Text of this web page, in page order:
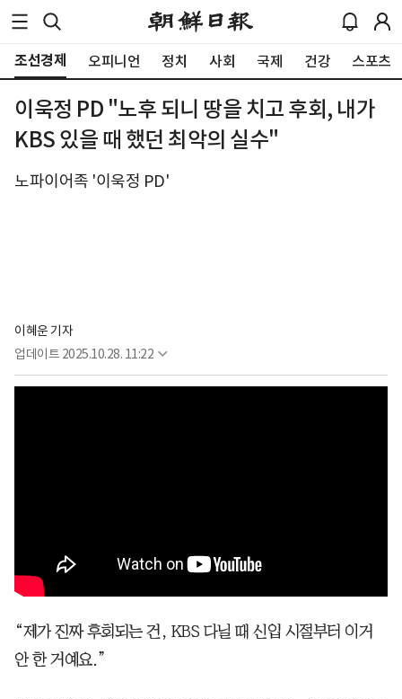
조선경제 오피니언 정치 사회 국제 건강 스포츠
이욱정 PD "노후 되니 땅을 치고 후회, 내가
KBS 있을 때 했던 최악의 실수"
노파이어족 '이욱정 PD'
이혜운 기자
업데이트 2025.10.28. 11:22
“제가 진짜 후회되는 건, KBS 다닐 때 신입 시절부터 이거
안 한 거예요.”